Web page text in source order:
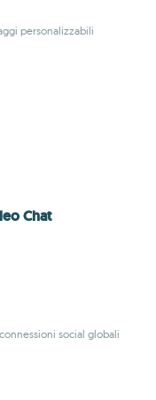
personalizzabili
Chat
social globali